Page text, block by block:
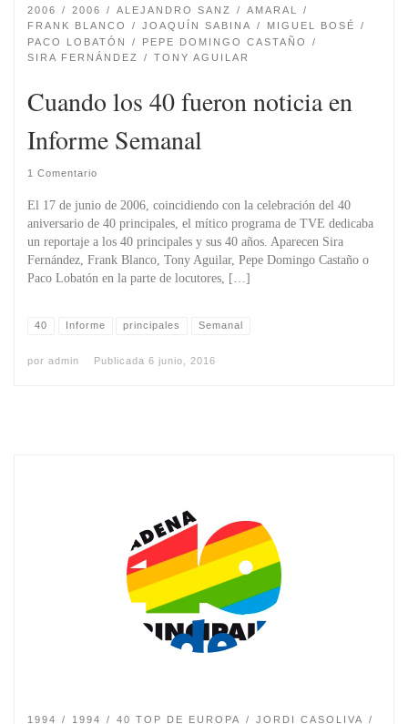
2006 2006 ALEJANDRO SANZ
AMARAL
FRANK BLANCO
JOAQUÍN SABINA
MIGUEL BOSÉ
PACO LOBATÓN
PEPE DOMINGO CASTAÑO
SIRA FERNÁNDEZ
TONY AGUILAR
Cuando los 40 fueron noticia en
Informe Semanal
1 Comentario
El 17 de junio de 2006, coincidiendo con la celebración del 40
aniversario de 40 principales, el mítico programa de TVE dedicaba
un reportaje a los 40 principales y sus 40 años. Aparecen Sira
Fernández, Frank Blanco, Tony Aguilar, Pepe Domingo Castaño o
Paco Lobatón en la parte de locutores, […]
40 Informe principales Semanal
por admin Publicada 6 junio, 2016
1994 1994 40 TOP DE EUROPA
JORDI CASOLIVA